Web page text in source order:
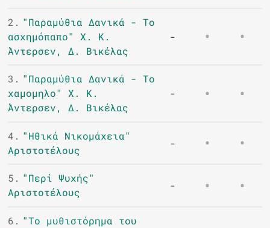
2. "Παραμύθια Δανικά - Το
ασχημόπαπο" Χ. Κ.
Άντερσεν, Δ. Βικέλας
-
3. "Παραμύθια Δανικά - Το
χαμομηλο" Χ. Κ.
Άντερσεν, Δ. Βικέλας
-
4. "Ηθικά Νικομάχεια"
Αριστοτέλους
-
5. "Περί Ψυχής"
Αριστοτέλους
-
6. "Το μυθιστόρημα του